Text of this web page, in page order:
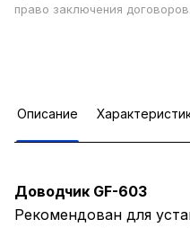
право заключения договоров.
Описание
Доводчик GF-603
Рекомендован для